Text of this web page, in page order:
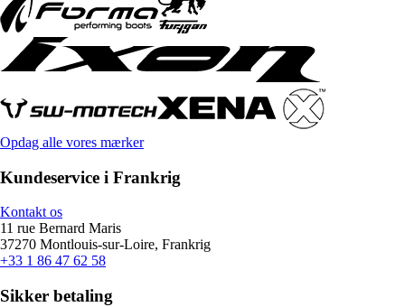
Opdag alle vores mærker
Kundeservice i Frankrig
Kontakt os
11 rue Bernard Maris
37270 Montlouis-sur-Loire, Frankrig
+33 1 86 47 62 58
Sikker betaling